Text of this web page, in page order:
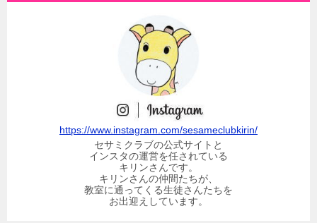
https://www.instagram.com/sesameclubkirin/
セサミクラブの公式サイトと
インスタの運営を任されている
キリンさんです。
キリンさんの仲間たちが、
教室に通ってくる生徒さんたちを
お出迎えしています。